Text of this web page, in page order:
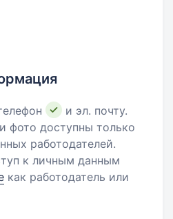
и эл. почту.
фото доступны только
работодателей.
к личным данным
как работодатель или